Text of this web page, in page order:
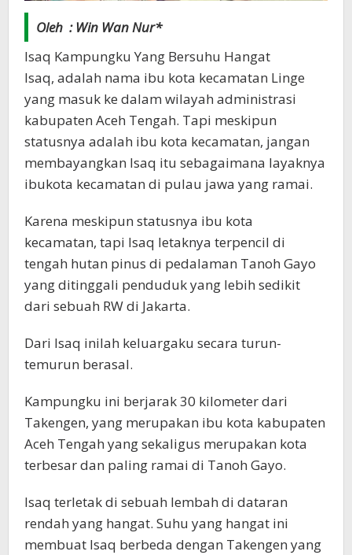
Oleh : Win Wan Nur*
Isaq Kampungku Yang Bersuhu Hangat
Isaq, adalah nama ibu kota kecamatan Linge
yang masuk ke dalam wilayah administrasi
kabupaten Aceh Tengah. Tapi meskipun
statusnya adalah ibu kota kecamatan, jangan
membayangkan Isaq itu sebagaimana layaknya
ibukota kecamatan di pulau jawa yang ramai.
Karena meskipun statusnya ibu kota
kecamatan, tapi Isaq letaknya terpencil di
tengah hutan pinus di pedalaman Tanoh Gayo
yang ditinggali penduduk yang lebih sedikit
dari sebuah RW di Jakarta.
Dari Isaq inilah keluargaku secara turun-
temurun berasal.
Kampungku ini berjarak 30 kilometer dari
Takengen, yang merupakan ibu kota kabupaten
Aceh Tengah yang sekaligus merupakan kota
terbesar dan paling ramai di Tanoh Gayo.
Isaq terletak di sebuah lembah di dataran
rendah yang hangat. Suhu yang hangat ini
membuat Isaq berbeda dengan Takengen yang